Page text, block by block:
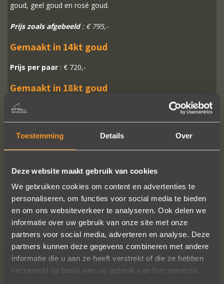
Toestemming Details Over
Deze website maakt gebruik van cookies
We gebruiken cookies om content en advertenties te
personaliseren, om functies voor social media te bieden
en om ons websiteverkeer te analyseren. Ook delen we
informatie over uw gebruik van onze site met onze
partners voor social media, adverteren en analyse. Deze
partners kunnen deze gegevens combineren met andere
informatie die u aan ze heeft verstrekt of die ze hebben
verzameld op basis van uw gebruik van hun services.
goud, geel goud en rosé goud.
Prijs zoals afgebeeld: € 795,-
Gemaakt in 14kt goud
Prijs per paar : € 720,-
Gemaakt in 18kt goud
Prijs per paar
MEER INFO BESTELLEN?
VOLG ONS OP SOCIALE MEDIA